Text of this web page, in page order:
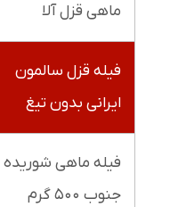
ماهی قزل آلا
فیله قزل سالمون
ایرانی بدون تیغ
فیله ماهی شوریده
جنوب ۵۰۰ گرم